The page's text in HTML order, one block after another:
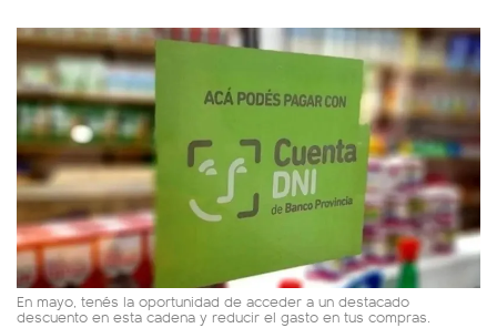
En mayo, tenés la oportunidad de acceder a un destacado
descuento en esta cadena y reducir el gasto en tus compras.